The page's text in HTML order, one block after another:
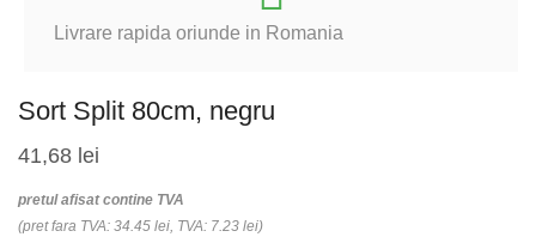
Livrare rapida oriunde in Romania
Sort Split 80cm, negru
41,68 lei
pretul afisat contine TVA
(pret fara TVA: 34.45 lei, TVA: 7.23 lei)